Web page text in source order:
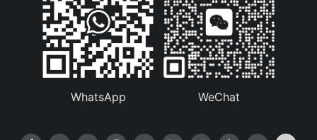
WhatsApp WeChat